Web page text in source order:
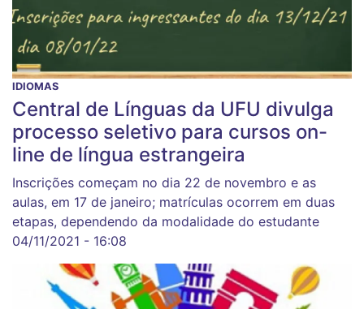
IDIOMAS
Central de Línguas da UFU divulga
processo seletivo para cursos on-
line de língua estrangeira
Inscrições começam no dia 22 de novembro e as
aulas, em 17 de janeiro; matrículas ocorrem em duas
etapas, dependendo da modalidade do estudante
04/11/2021 - 16:08